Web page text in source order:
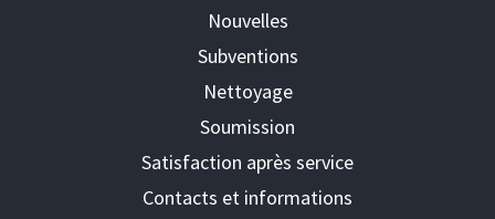
Nouvelles
Subventions
Nettoyage
Soumission
Satisfaction après service
Contacts et informations